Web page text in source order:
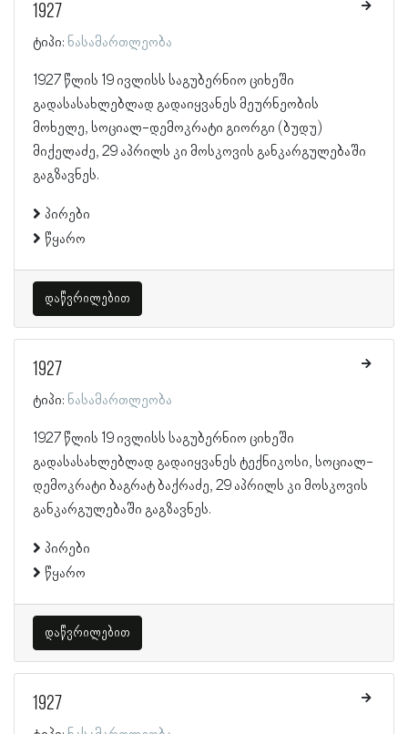
1927
ტიპი: ნასამართლეობა
1927 წლის 19 ივლისს საგუბერნიო ციხეში
გადასასახლებლად გადაიყვანეს მეურნეობის
მოხელე, სოციალ-დემოკრატი გიორგი (ბუდუ)
მიქელაძე, 29 აპრილს კი მოსკოვის განკარგულებაში
გაგზავნეს.
პირები
წყარო
დაწვრილებით
1927
ტიპი: ნასამართლეობა
1927 წლის 19 ივლისს საგუბერნიო ციხეში
გადასასახლებლად გადაიყვანეს ტექნიკოსი, სოციალ-
დემოკრატი ბაგრატ ბაქრაძე, 29 აპრილს კი მოსკოვის
განკარგულებაში გაგზავნეს.
პირები
წყარო
დაწვრილებით
1927